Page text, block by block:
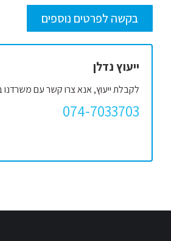
בקשה לפרטים נוספים
ייעוץ נדלן
לקבלת ייעוץ, אנא צרו קשר עם משרדנו
074-7033703